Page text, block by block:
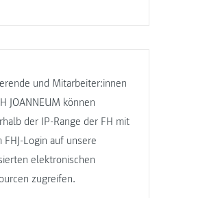
und Mitarbeiter:innen
JOANNEUM können
der IP-Range der FH mit
FHJ-Login auf unsere
elektronischen
zugreifen.